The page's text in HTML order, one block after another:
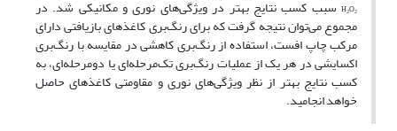
H2O2 سبب کسب نتایج بهتر در ویژگی‌های نوری و مکانیکی شد. در
مجموع می‌توان نتیجه‌ گرفت که برای رنگ‌بری کاغذهای بازیافتی دارای
مرکب چاپ افست، استفاده از رنگ‌بری کاهشی در مقایسه با رنگ‌بری
اکسایشی در هر یک از عملیات رنگ‌بری تک‌مرحله‌ای یا دومرحله‌ای، به
کسب نتایج بهتر از نظر ویژگی‌های نوری و مقاومتی کاغذهای حاصل
خواهد انجامید.